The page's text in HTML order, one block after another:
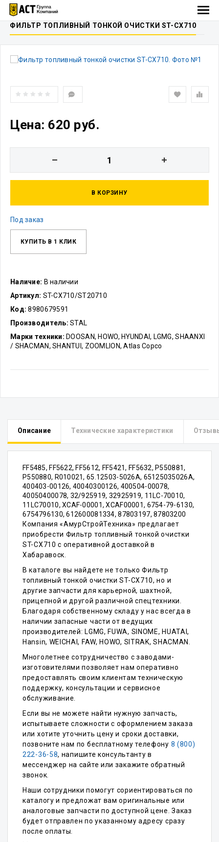
ФИЛЬТР ТОПЛИВНЫЙ ТОНКОЙ ОЧИСТКИ ST-CX710
Наличие: В наличии
Артикул: ST-CX710/ST20710
Код: 8980679591
Производитель: STAL
Марки техники: DOOSAN, HOWO, HYUNDAI, LGMG, SHAANXI
/ SHACMAN, SHANTUI, ZOOMLION, Atlas Copco
Цена: 620 руб.
В КОРЗИНУ
Под заказ
КУПИТЬ В 1 КЛИК
Описание Технические характеристики
FF5485, FF5622, FF5612, FF5421, FF5632, P550881,
P550880, R010021, 65.12503-5026A, 65125035026A,
400403-00126, 40040300126, 400504-00078,
40050400078, 32/925919, 32925919, 11LC-70010,
11LC70010, XCAF-00001, XCAF00001, 6754-79-6130,
6754796130, 612600081334, 87803197, 87803200
Компания «АмурСтройТехника» предлагает
приобрести Фильтр топливный тонкой очистки
ST-CX710 с оперативной доставкой в
Хабаравоск.
В каталоге вы найдете не только Фильтр
топливный тонкой очистки ST-CX710, но и
другие запчасти для карьерной, шахтной,
прицепной и другой различной спецтехники.
Благодаря собственному складу у нас всегда в
наличии запасные части от ведущих
производителей: LGMG, FUWA, SINOME, HUATAI,
Hansin, WEICHAI, FAW, HOWO, SITRAK, SHACMAN.
Многолетнее сотрудничество с заводами-
изготовителями позволяет нам оперативно
предоставлять своим клиентам техническую
поддержку, консультации и сервисное
обслуживание.
Если вы не можете найти нужную запчасть,
испытываете сложности с оформлением заказа
или хотите уточнить цену и сроки доставки,
позвоните нам по бесплатному телефону 8 (800)
222-36-58, напишите консультанту в
мессенджер на сайте или закажите обратный
звонок.
Наши сотрудники помогут сориентироваться по
каталогу и предложат вам оригинальные или
аналоговые запчасти по доступной цене. Заказ
будет отправлен по указанному адресу сразу
после оплаты.